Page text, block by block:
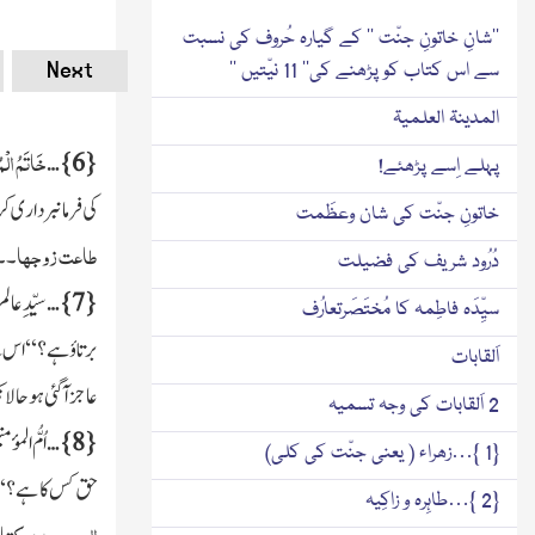
Next
{
6
}
…خَاتَمُ
کی
طاعت زوجھا
{
7
}
…
برتاؤ ہے؟‘‘
عاجز آگئی ہو
{
8
}
…اُمُّ
حق کس کا
’’شانِ خاتونِ جنّت ‘‘ کے گیارہ حُروف کی نسبت
سے اس کتاب کو پڑھنے کی’’ 11 نیّتیں ‘‘
المدینۃ العلمیۃ
پہلے اِسے پڑھئے!
خاتونِ جنّت کی شان وعظَمت
دُرُود شریف کی فضیلت
سیِّدَہ فاطِمہ کا مُختَصَرتعارُف
اَلقابات
2 اَلقابات کی وجہ تسمیہ
{1 }…زھراء ( یعنی جنّت کی کلی)
{2 }…طاہِرہ و زاکِیہ